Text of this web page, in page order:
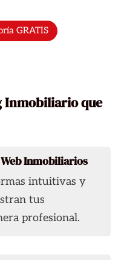
GRATIS
Inmobiliario que
Inmobiliarios
intuitivas y
tus
profesional.